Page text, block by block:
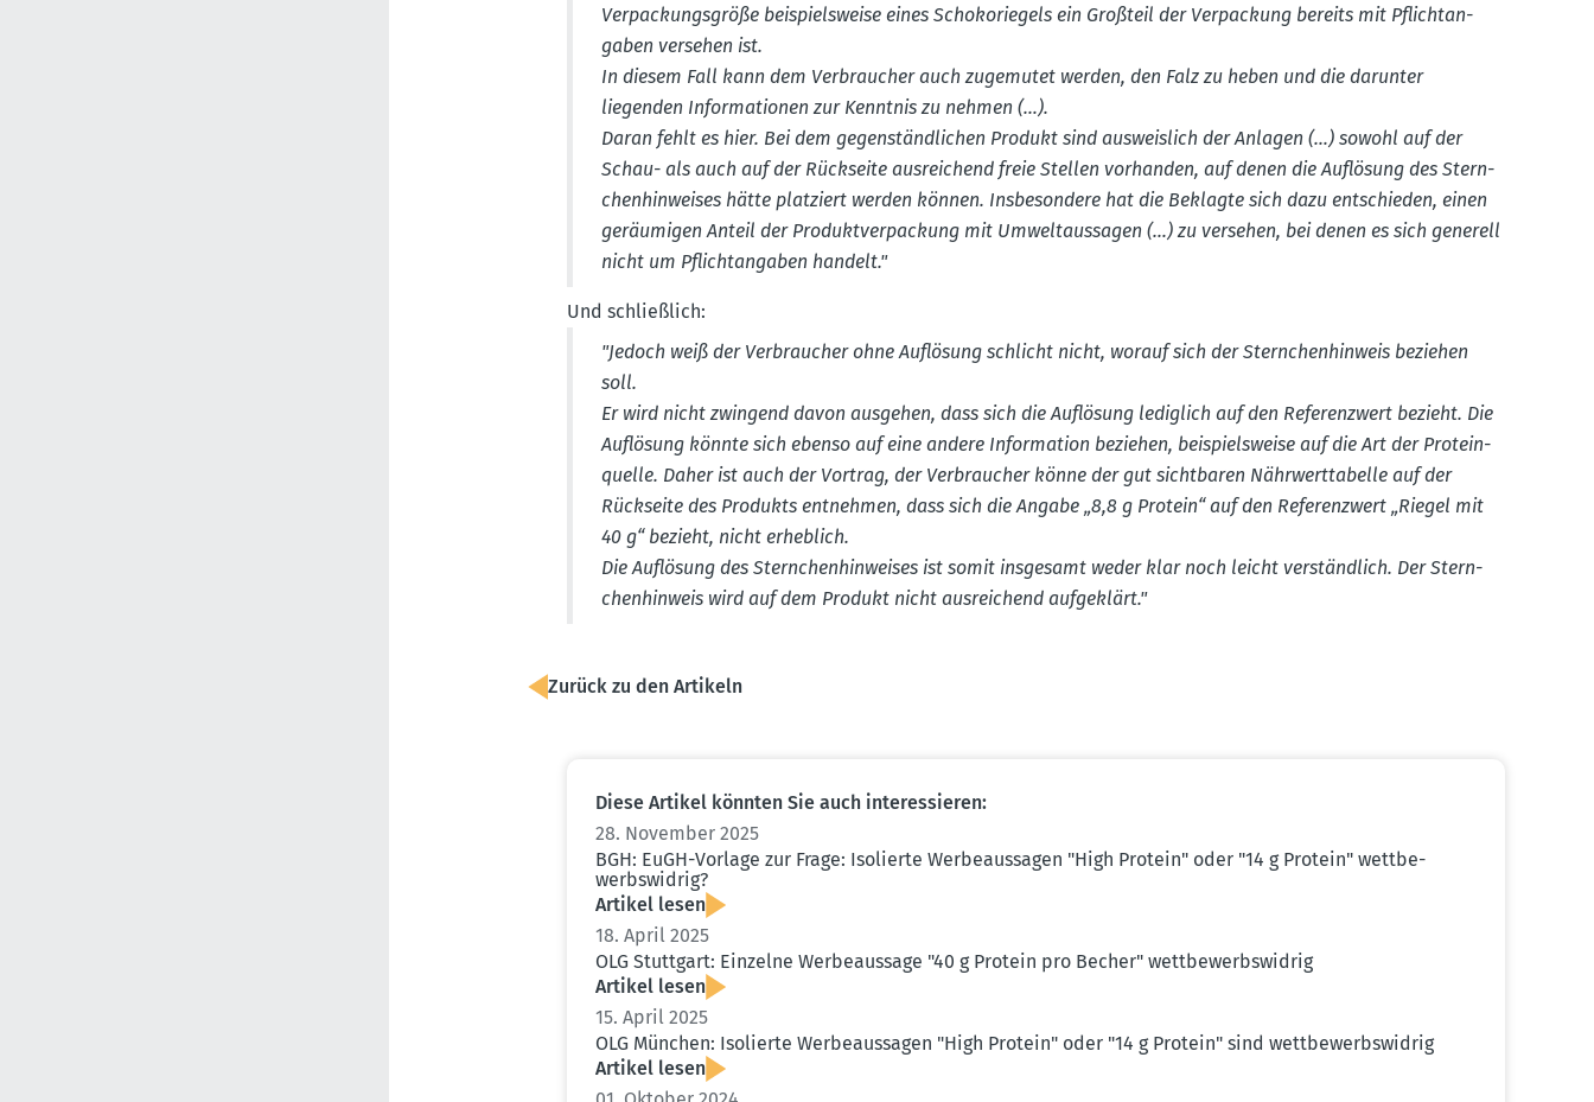
Verpa­ckungs­größe beispiels­weise eines Schoko­riegels ein Großteil der Verpa­ckung bereits mit Pflicht­an­
gaben versehen ist.
In diesem Fall kann dem Verbraucher auch zugemutet werden, den Falz zu heben und die darunter
liegenden Infor­ma­tionen zur Kenntnis zu nehmen (…).
Daran fehlt es hier. Bei dem gegen­ständ­lichen Produkt sind ausweislich der Anlagen (…) sowohl auf der
Schau- als auch auf der Rückseite ausrei­chend freie Stellen vorhanden, auf denen die Auflösung des Stern­
chen­hin­weises hätte platziert werden können. Insbe­sondere hat die Beklagte sich dazu entschieden, einen
geräu­migen Anteil der Produkt­ver­pa­ckung mit Umwelt­aus­sagen (…) zu versehen, bei denen es sich generell
nicht um Pflicht­an­gaben handelt."
Und schlie­ßlich:
"Jedoch weiß der Verbraucher ohne Auflösung schlicht nicht, worauf sich der Stern­chen­hinweis beziehen
soll.
Er wird nicht zwingend davon ausgehen, dass sich die Auflösung lediglich auf den Referenzwert bezieht. Die
Auflösung könnte sich ebenso auf eine andere Infor­mation beziehen, beispiels­weise auf die Art der Prote­in­
quelle. Daher ist auch der Vortrag, der Verbraucher könne der gut sicht­baren Nährwert­ta­belle auf der
Rückseite des Produkts entnehmen, dass sich die Angabe „8,8 g Protein“ auf den Referenzwert „Riegel mit
40 g“ bezieht, nicht erheblich.
Die Auflösung des Stern­chen­hin­weises ist somit insgesamt weder klar noch leicht verständlich. Der Stern­
chen­hinweis wird auf dem Produkt nicht ausrei­chend aufge­klärt."
Zurück zu den Artikeln
Diese Artikel könnten Sie auch inter­es­sieren:
28. November 2025
BGH: EuGH-Vorlage zur Frage: Isolierte Werbe­aus­sagen "High Protein" oder "14 g Protein" wettbe­
werbs­widrig?
Artikel lesen
18. April 2025
OLG Stuttgart: Einzelne Werbe­aussage "40 g Protein pro Becher" wettbe­werbs­widrig
Artikel lesen
15. April 2025
OLG München: Isolierte Werbe­aus­sagen "High Protein" oder "14 g Protein" sind wettbe­werbs­widrig
Artikel lesen